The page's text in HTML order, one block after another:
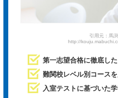
引用元：馬
http://
第一志望合格に徹底し
難関校レベル別コース
入室テストに基づいた